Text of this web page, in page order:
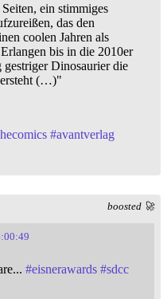
ein stimmiges
das den
coolen Jahren als
bis in die 2010er
gestriger Dinosaurier die
(…)"
#avantverlag
boosted 🚀
#eisnerawards #sdcc